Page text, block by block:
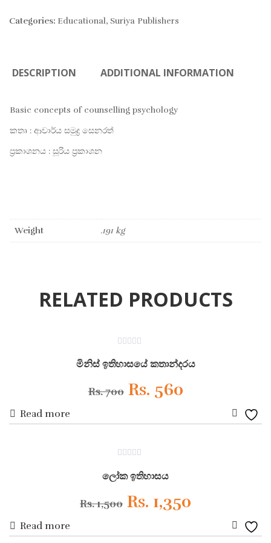
Categories: Educational, Suriya Publishers
DESCRIPTION ADDITIONAL INFORMATION
Basic concepts of counselling psychology
කතෘ : ආචාර්ය සමුද්‍ර සෙනරත්
ප්‍රකාශනය : සූරිය ප්‍රකාශන
Weight .191 kg
RELATED PRODUCTS
out
of
මිනිස් ඉතිහාසයේ කතාන්දරය
Rs.700 Original
price
was:
Rs. 700.
Rs. 560Current
price
Read more
out
of
ලෝක ඉතිහාසය
Rs.1,500 Original
Rs. 1,350
Read more